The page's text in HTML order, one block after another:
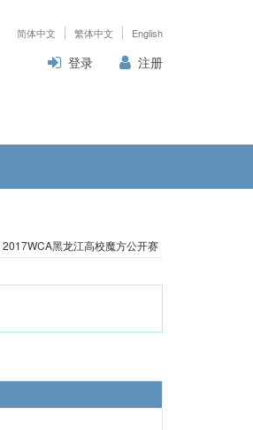
简体中文 繁体中文 English
登录 注册
2017WCA黑龙江高校魔方公开赛